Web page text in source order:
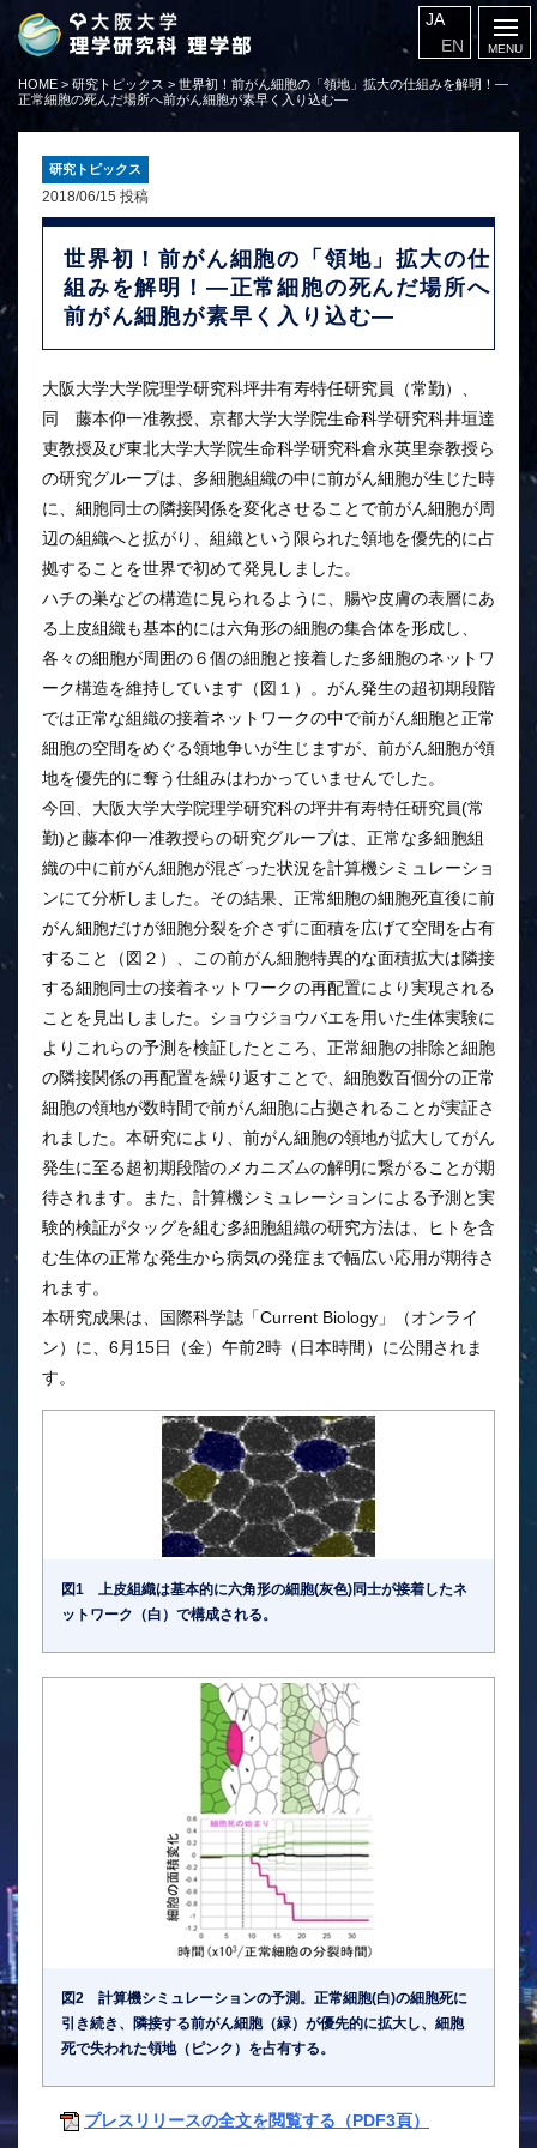
JA
EN
HOME > 研究トピックス > 世界初！前がん細胞の「領地」拡大の仕組みを解明！―
正常細胞の死んだ場所へ前がん細胞が素早く入り込む―
研究トピックス
2018/06/15 投稿
世界初！前がん細胞の「領地」拡大の仕
組みを解明！―正常細胞の死んだ場所へ
前がん細胞が素早く入り込む―
大阪大学大学院理学研究科坪井有寿特任研究員（常勤）、
同 藤本仰一准教授、京都大学大学院生命科学研究科井垣達
吏教授及び東北大学大学院生命科学研究科倉永英里奈教授ら
の研究グループは、多細胞組織の中に前がん細胞が生じた時
に、細胞同士の隣接関係を変化させることで前がん細胞が周
辺の組織へと拡がり、組織という限られた領地を優先的に占
拠することを世界で初めて発見しました。
ハチの巣などの構造に見られるように、腸や皮膚の表層にあ
る上皮組織も基本的には六角形の細胞の集合体を形成し、
各々の細胞が周囲の６個の細胞と接着した多細胞のネットワ
ーク構造を維持しています（図１）。がん発生の超初期段階
では正常な組織の接着ネットワークの中で前がん細胞と正常
細胞の空間をめぐる領地争いが生じますが、前がん細胞が領
地を優先的に奪う仕組みはわかっていませんでした。
今回、大阪大学大学院理学研究科の坪井有寿特任研究員(常
勤)と藤本仰一准教授らの研究グループは、正常な多細胞組
織の中に前がん細胞が混ざった状況を計算機シミュレーショ
ンにて分析しました。その結果、正常細胞の細胞死直後に前
がん細胞だけが細胞分裂を介さずに面積を広げて空間を占有
すること（図２）、この前がん細胞特異的な面積拡大は隣接
する細胞同士の接着ネットワークの再配置により実現される
ことを見出しました。ショウジョウバエを用いた生体実験に
よりこれらの予測を検証したところ、正常細胞の排除と細胞
の隣接関係の再配置を繰り返すことで、細胞数百個分の正常
細胞の領地が数時間で前がん細胞に占拠されることが実証さ
れました。本研究により、前がん細胞の領地が拡大してがん
発生に至る超初期段階のメカニズムの解明に繋がることが期
待されます。また、計算機シミュレーションによる予測と実
験的検証がタッグを組む多細胞組織の研究方法は、ヒトを含
む生体の正常な発生から病気の発症まで幅広い応用が期待さ
れます。
本研究成果は、国際科学誌「Current Biology」（オンライ
ン）に、6月15日（金）午前2時（日本時間）に公開されま
す。
図1 上皮組織は基本的に六角形の細胞(灰色)同士が接着したネ
ットワーク（白）で構成される。
図2 計算機シミュレーションの予測。正常細胞(白)の細胞死に
引き続き、隣接する前がん細胞（緑）が優先的に拡大し、細胞
死で失われた領地（ピンク）を占有する。
プレスリリースの全文を閲覧する（PDF3頁）